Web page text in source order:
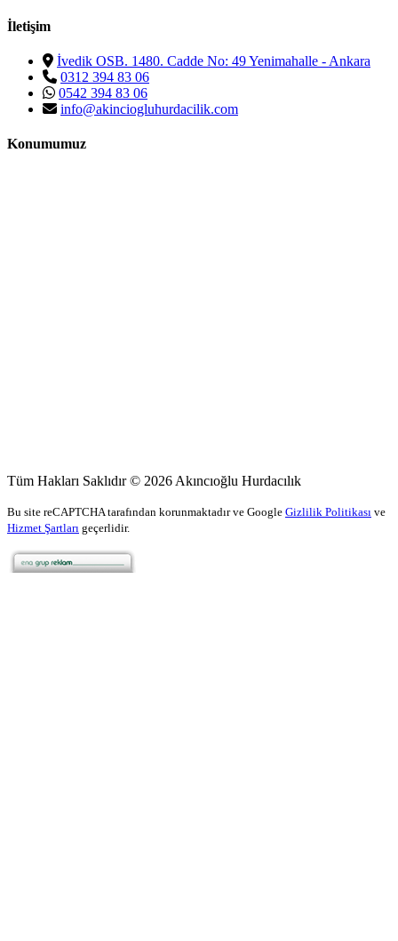
İletişim
İvedik OSB. 1480. Cadde No: 49 Yenimahalle - Ankara
0312 394 83 06
0542 394 83 06
info@akinciogluhurdacilik.com
Konumumuz
Tüm Hakları Saklıdır © 2026 Akıncıoğlu Hurdacılık
Bu site reCAPTCHA tarafından korunmaktadır ve Google Gizlilik Politikası ve
Hizmet Şartları geçerlidir.